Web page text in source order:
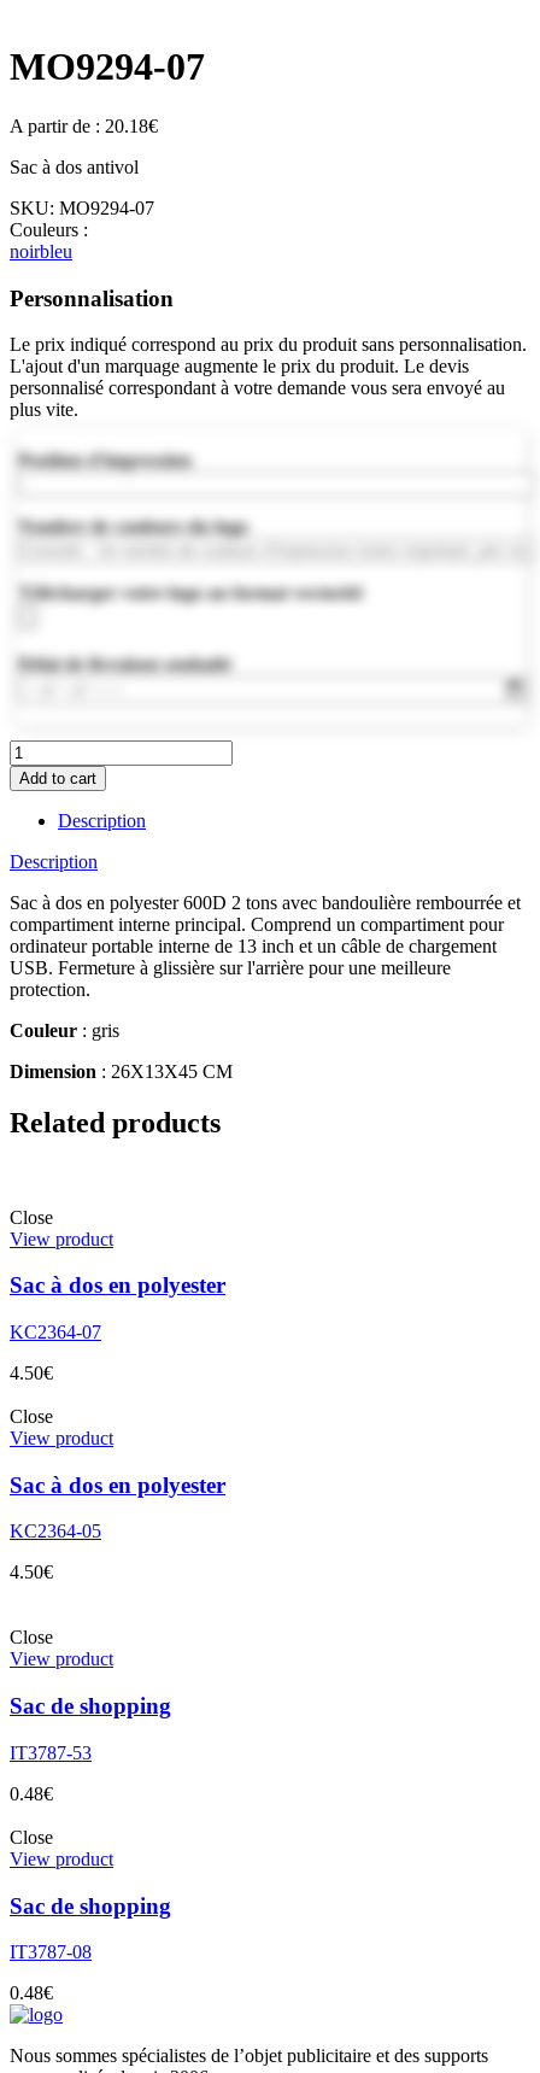
MO9294-07
A partir de : 20.18€
Sac à dos antivol
SKU: MO9294-07
Couleurs :
noirbleu
Personnalisation
Le prix indiqué correspond au prix du produit sans personnalisation.
L'ajout d'un marquage augmente le prix du produit. Le devis
personnalisé correspondant à votre demande vous sera envoyé au
plus vite.
Position d'impression
Nombre de couleurs du logo
Télécharger votre logo au format vectoriel
Délai de livraison souhaité
MO9294-
07
quantity
Add to cart
Description
Description
Sac à dos en polyester 600D 2 tons avec bandoulière rembourrée et
compartiment interne principal. Comprend un compartiment pour
ordinateur portable interne de 13 inch et un câble de chargement
USB. Fermeture à glissière sur l'arrière pour une meilleure
protection.
Couleur : gris
Dimension : 26X13X45 CM
Related products
Close
View product
Sac à dos en polyester
KC2364-07
4.50€
Close
View product
Sac à dos en polyester
KC2364-05
4.50€
Close
View product
Sac de shopping
IT3787-53
0.48€
Close
View product
Sac de shopping
IT3787-08
0.48€
Nous sommes spécialistes de l’objet publicitaire et des supports